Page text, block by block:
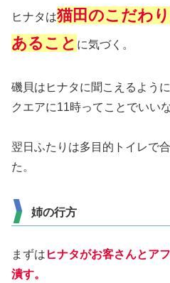
ヒナタは猫田のこだわ
あること に気づく。
磯貝はヒナタに聞こえるよう
クエアに11時ってことでいい
翌日ふたりは多目的トイレで
た。
姉の行方
まずは ヒナタがお客さんとア
潰す。